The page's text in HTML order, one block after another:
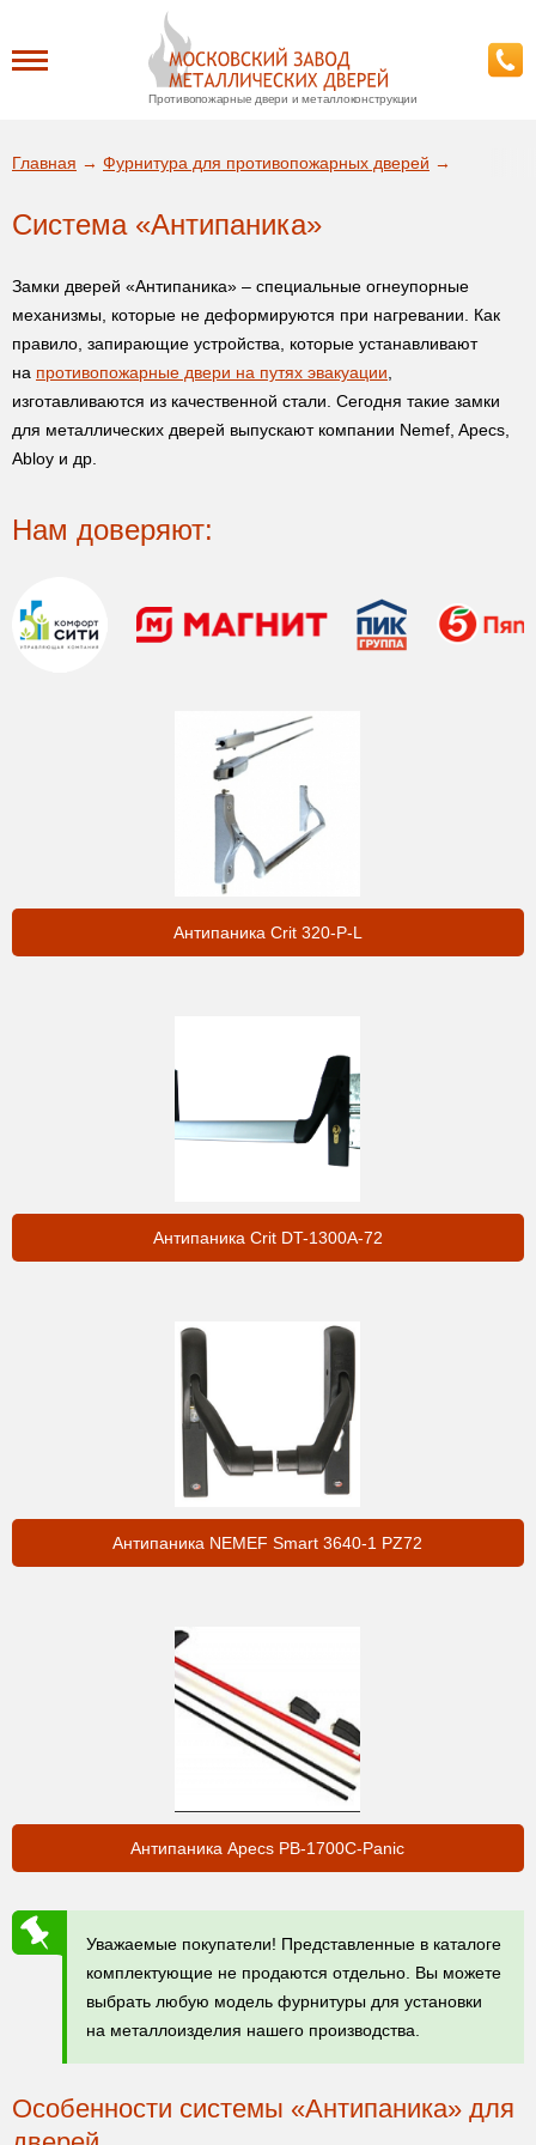
Противопожарные двери и металлоконструкции
ДА!
ВЫБРАТЬ ДРУГОЙ ГОРОД
О заводе
Доставка
Установка
Оптовикам
Новости
ЗАПРОСИТЬ РАСЧЕТ
+7 (495) 767-19-79
Закажите звонок
Раменское и вся область!
Главная → Фурнитура для противопожарных дверей →
Система «Антипаника»
Замки дверей «Антипаника» – специальные огнеупорные
механизмы, которые не деформируются при нагревании. Как
правило, запирающие устройства, которые устанавливают
на противопожарные двери на путях эвакуации
изготавливаются из качественной стали. Сегодня такие замки
для металлических дверей выпускают компании Nemef, Apecs,
Abloy и др.
Нам доверяют:
Антипаника Crit 320-P-L
Антипаника Crit DT-1300A-72
Антипаника NEMEF Smart 3640-1 PZ72
Антипаника Apecs PB-1700C-Panic
Уважаемые покупатели! Представленные в каталоге
комплектующие не продаются отдельно. Вы можете
выбрать любую модель фурнитуры для установки
на металлоизделия нашего производства.
Особенности системы «Антипаника» для